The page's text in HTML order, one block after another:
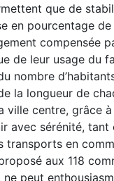
que de
en pourcentage de
compensée
de leur usage du
nombre
la longueur de
ville centre, grâce
avec sérénité,
transports en
aux 118
ne peut